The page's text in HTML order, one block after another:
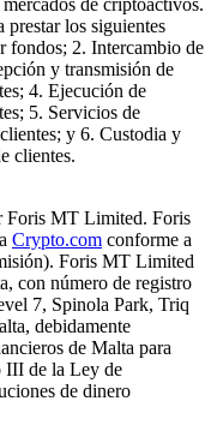
de criptoactivos.
los siguientes
fondos; 2. Intercambio de
y transmisión de
4. Ejecución de
5. Servicios de
y 6. Custodia y
clientes.
Foris MT Limited. Foris
Crypto.com conforme a
Foris MT Limited
con número de registro
7, Spinola Park, Triq
debidamente
de Malta para
III de la Ley de
de dinero